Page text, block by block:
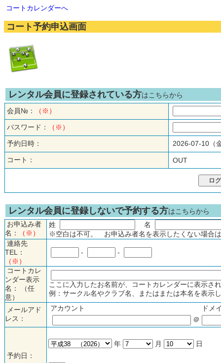
コートカレンダーへ
コート予約申込画面
レンタル会員に登録されている方はこちらから
会員№：
（※）
パスワード： （※）
予約日時： 2026-07-10
コート： OUT
レンタル会員に登録しないで予約する方はこちらから
お申込み者
名：
（※）
姓
名
※空白は不可。 お申込み者名を表示したくない場合
連絡先
TEL：
（※）
- -
コートカレ
ンダー表示
名： （任
意）
ここに入力したお名前が、コートカレンダーに表示
例：サークル名やクラブ名、またはまたは本名を表示
メールアド
レス：
アカウント
ドメ
＠
予約日：
年 月 日